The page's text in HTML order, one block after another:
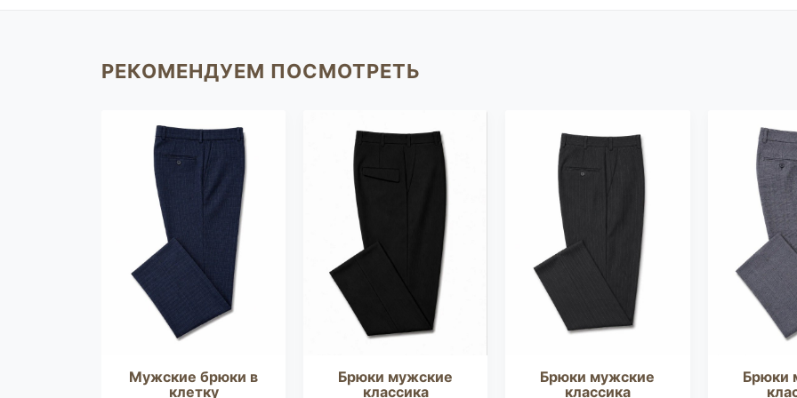
РЕКОМЕНДУЕМ ПОСМОТРЕТЬ
Мужские брюки в
клетку
Брюки мужские
классика
Брюки мужские
классика
Брюки